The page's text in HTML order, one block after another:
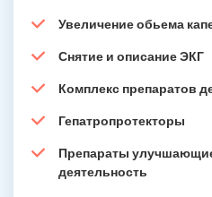
Увеличение обьема
Снятие и описание ЭКГ
Комплекс препаратов
Гепатропротекторы
Препараты
деятельность